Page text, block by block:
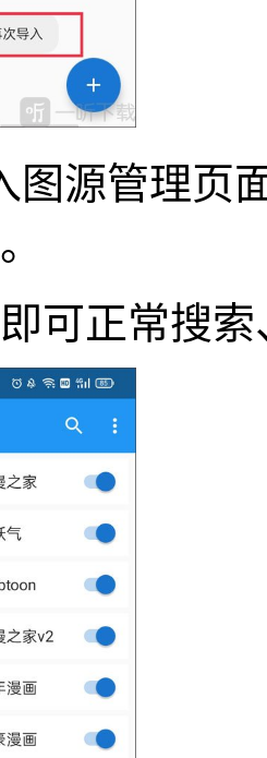
图源管理页
可正常搜